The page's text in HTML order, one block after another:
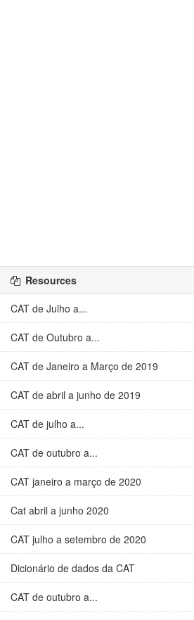
Resources
CAT de Julho a...
CAT de Outubro a...
CAT de Janeiro a Março de 2019
CAT de abril a junho de 2019
CAT de julho a...
CAT de outubro a...
CAT janeiro a março de 2020
Cat abril a junho 2020
CAT julho a setembro de 2020
Dicionário de dados da CAT
CAT de outubro a...